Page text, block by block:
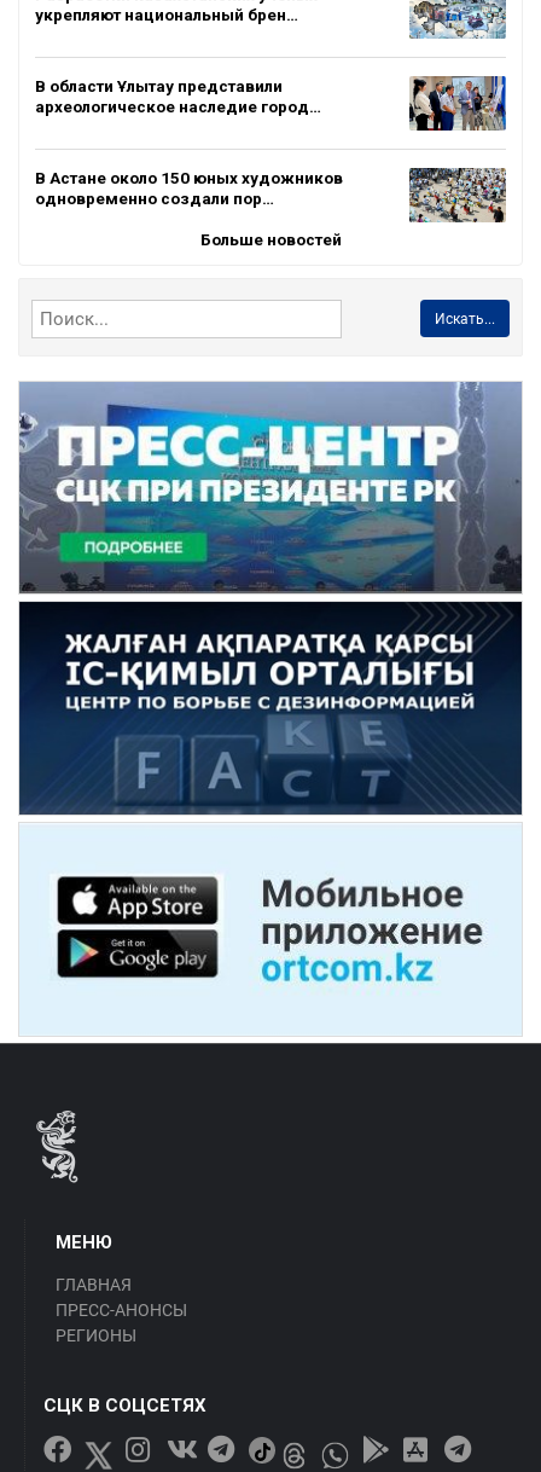
укрепляют национальный брен…
В области Ұлытау представили
археологическое наследие город…
В Астане около 150 юных художников
одновременно создали пор…
Больше новостей
Искать...
МЕНЮ
ГЛАВНАЯ
ПРЕСС-АНОНСЫ
РЕГИОНЫ
СЦК В СОЦСЕТЯХ